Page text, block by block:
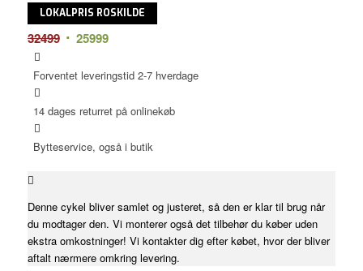
LOKALPRIS ROSKILDE
32499 Den
pris
32499.
25999Den
pris
25999.
Forventet leveringstid 2-7 hverdage
14 dages returret på onlinekøb
Bytteservice, også i butik
Denne cykel bliver samlet og justeret, så den er klar til brug når
du modtager den. Vi monterer også det tilbehør du køber uden
ekstra omkostninger! Vi kontakter dig efter købet, hvor der bliver
aftalt nærmere omkring levering.